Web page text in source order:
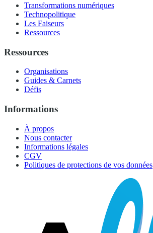
Transformations numériques
Technopolitique
Les Faiseurs
Ressources
Ressources
Organisations
Guides & Carnets
Défis
Informations
À propos
Nous contacter
Informations légales
CGV
Politiques de protections de vos données